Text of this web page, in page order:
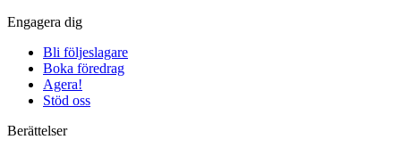
Engagera dig
Bli följeslagare
Boka föredrag
Agera!
Stöd oss
Berättelser